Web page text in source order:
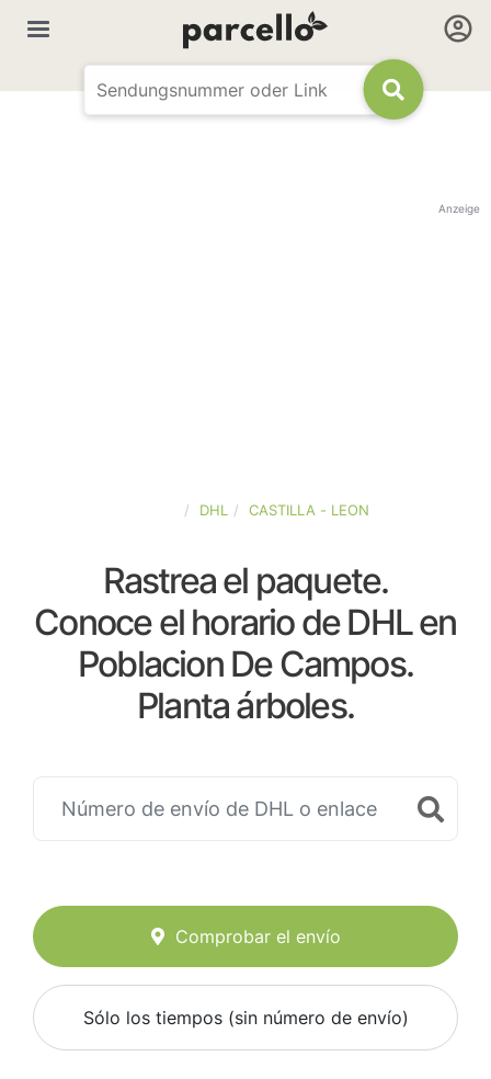
Anzeige
DHL CASTILLA - LEON
Rastrea el paquete.
Conoce el horario de DHL en
Poblacion De Campos.
Planta árboles.
Comprobar el envío
Sólo los tiempos (sin número de envío)